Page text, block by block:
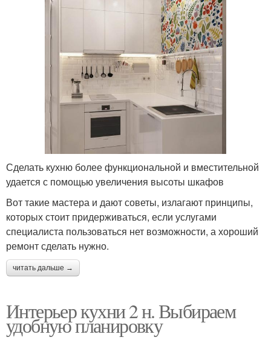
Сделать кухню более функциональной и вместительной
удается с помощью увеличения высоты шкафов
Вот такие мастера и дают советы, излагают принципы,
которых стоит придерживаться, если услугами
специалиста пользоваться нет возможности, а хороший
ремонт сделать нужно.
читать дальше →
Интерьер кухни 2 н. Выбираем
удобную планировку